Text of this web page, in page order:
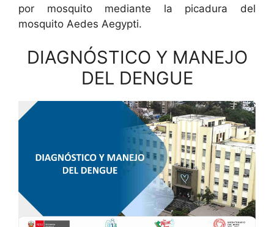
por mosquito mediante la picadura del
mosquito Aedes Aegypti.
DIAGNÓSTICO Y MANEJO
DEL DENGUE